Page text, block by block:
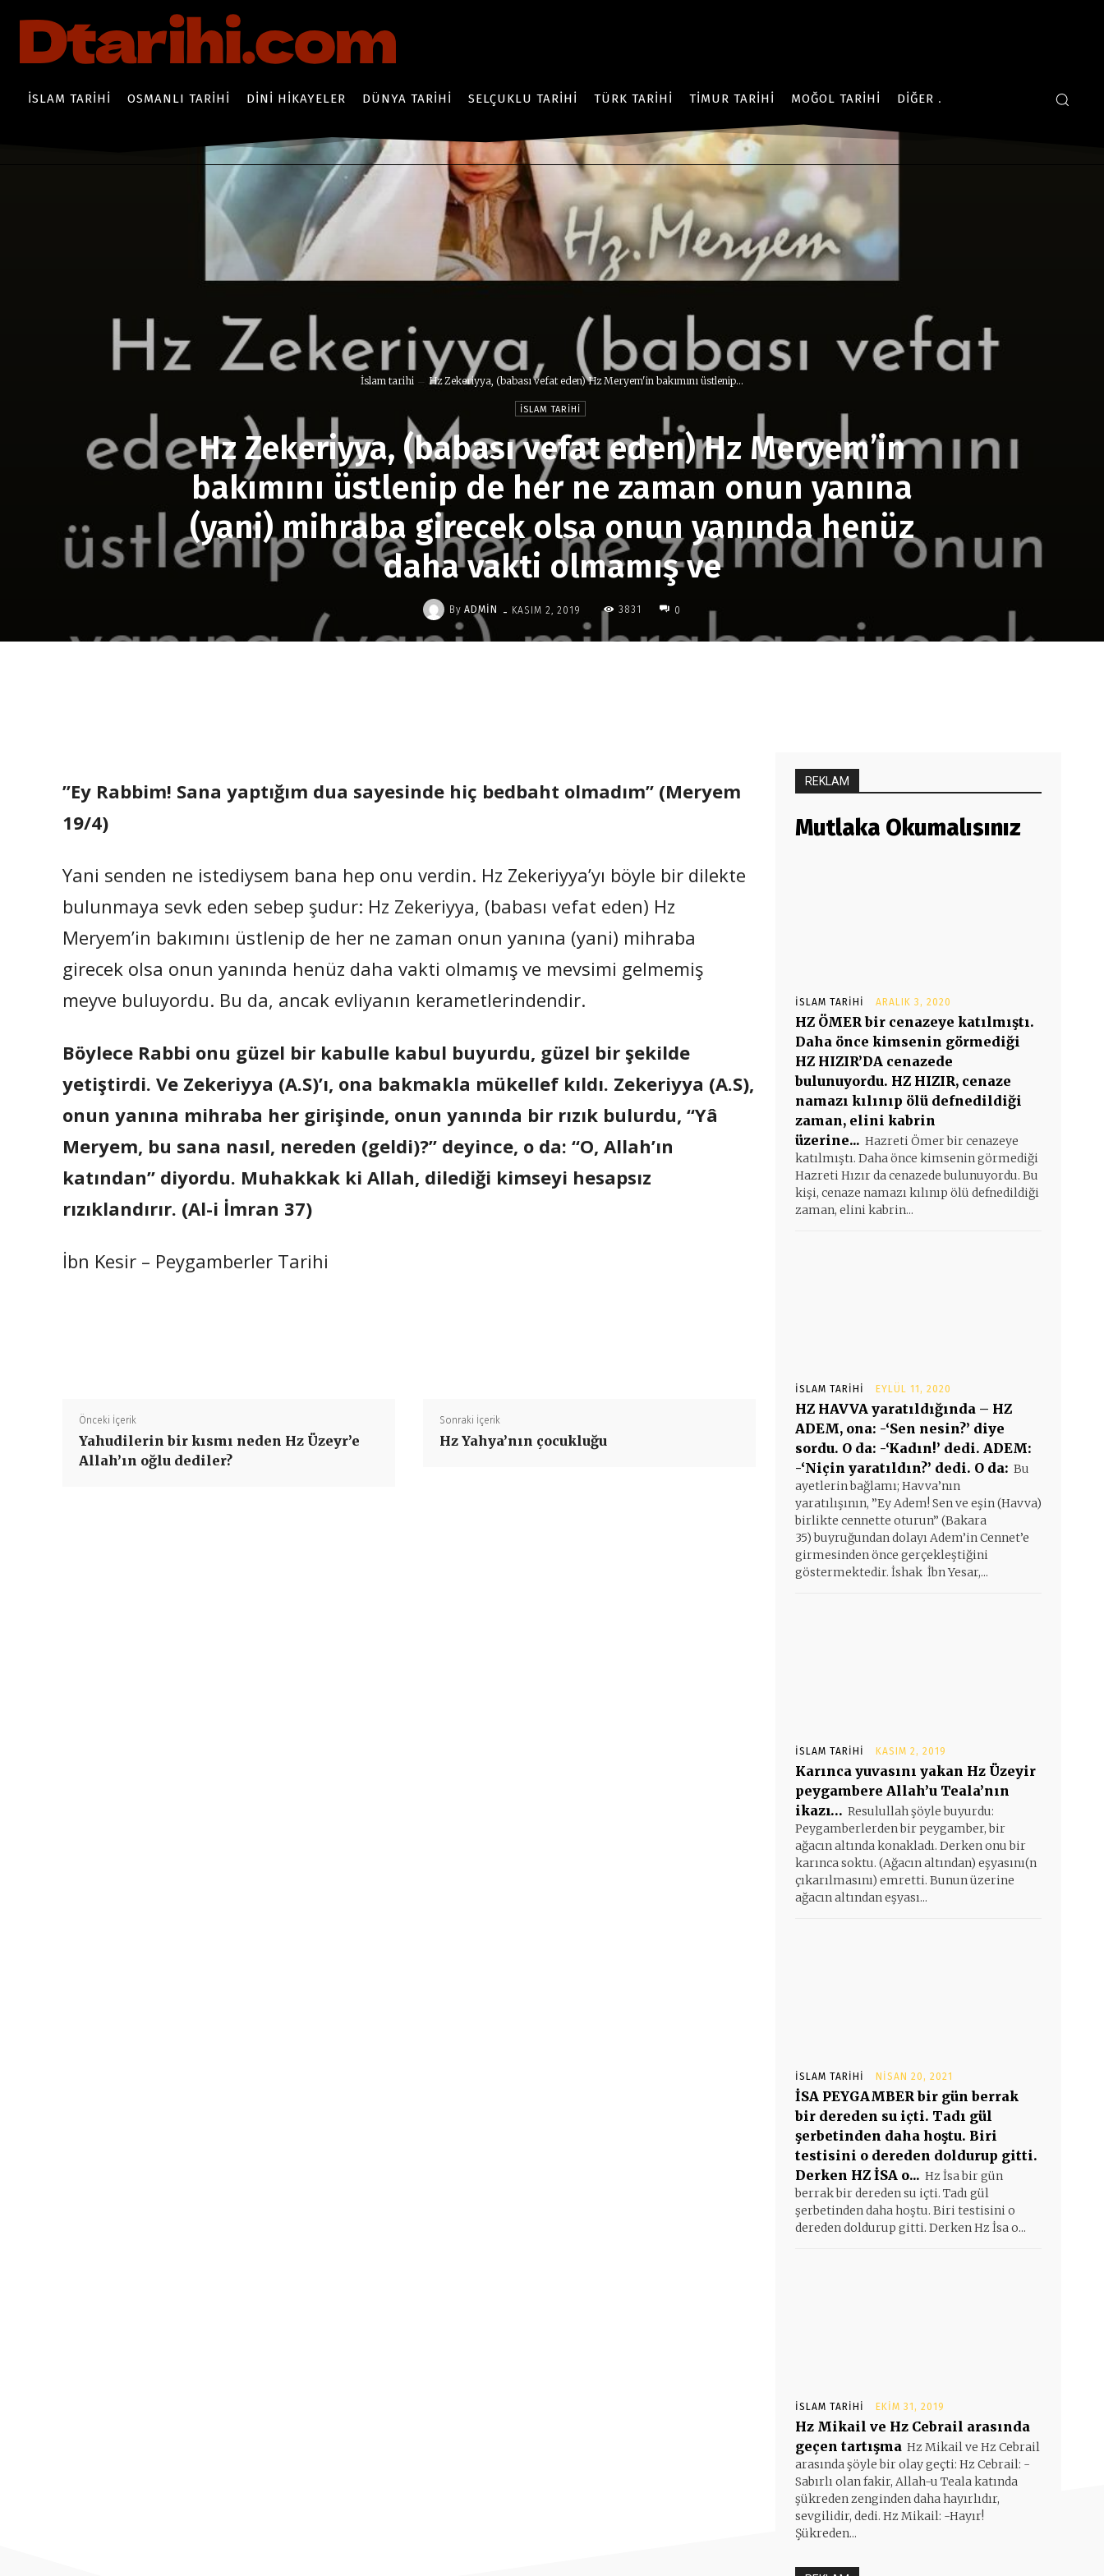
İSLAM TARIHI OSMANLI TARIHI DINI HIKAYELER DÜNYA TARIHI SELÇUKLU TARIHI TÜRK TARIHI TIMUR TARIHI MOĞOL TARIHI DIĞER
İslam tarihi Hz Zekeriyya, (babası vefat eden) Hz Meryem'in bakımını üstlenip...
İSLAM TARIHI
Hz Zekeriyya, (babası vefat eden) Hz Meryem’in
bakımını üstlenip de her ne zaman onun yanına
(yani) mihraba girecek olsa onun yanında henüz
daha vakti olmamış ve
By ADMIN - KASIM 2, 2019 3831 0
”Ey Rabbim! Sana yaptığım dua sayesinde hiç bedbaht olmadım” (Meryem
19/4)
Yani senden ne istediysem bana hep onu verdin. Hz Zekeriyya’yı böyle bir dilekte
bulunmaya sevk eden sebep şudur: Hz Zekeriyya, (babası vefat eden) Hz
Meryem’in bakımını üstlenip de her ne zaman onun yanına (yani) mihraba
girecek olsa onun yanında henüz daha vakti olmamış ve mevsimi gelmemiş
meyve buluyordu. Bu da, ancak evliyanın kerametlerindendir.
Böylece Rabbi onu güzel bir kabulle kabul buyurdu, güzel bir şekilde
yetiştirdi. Ve Zekeriyya (A.S)’ı, ona bakmakla mükellef kıldı. Zekeriyya (A.S),
onun yanına mihraba her girişinde, onun yanında bir rızık bulurdu, “Yâ
Meryem, bu sana nasıl, nereden (geldi)?” deyince, o da: “O, Allah’ın
katından” diyordu. Muhakkak ki Allah, dilediği kimseyi hesapsız
rızıklandırır. (Al-i İmran 37)
İbn Kesir – Peygamberler Tarihi
Önceki İçerik
Yahudilerin bir kısmı neden Hz Üzeyr’e
Allah’ın oğlu dediler?
Sonraki İçerik
Hz Yahya’nın çocukluğu
REKLAM
Mutlaka Okumalısınız
İSLAM TARIHI ARALIK 3, 2020
HZ ÖMER bir cenazeye katılmıştı.
Daha önce kimsenin görmediği
HZ HIZIR’DA cenazede
bulunuyordu. HZ HIZIR, cenaze
namazı kılınıp ölü defnedildiği
zaman, elini kabrin
üzerine... Hazreti Ömer bir cenazeye
katılmıştı. Daha önce kimsenin görmediği
Hazreti Hızır da cenazede bulunuyordu. Bu
kişi, cenaze namazı kılınıp ölü defnedildiği
zaman, elini kabrin...
İSLAM TARIHI EYLÜL 11, 2020
HZ HAVVA yaratıldığında – HZ
ADEM, ona: -‘Sen nesin?’ diye
sordu. O da: -‘Kadın!’ dedi. ADEM:
-‘Niçin yaratıldın?’ dedi. O da: Bu
ayetlerin bağlamı; Havva’nın
yaratılışının, ”Ey Adem! Sen ve eşin (Havva)
birlikte cennette oturun” (Bakara
35) buyruğundan dolayı Adem’in Cennet’e
girmesinden önce gerçekleştiğini
göstermektedir. İshak İbn Yesar,...
İSLAM TARIHI KASIM 2, 2019
Karınca yuvasını yakan Hz Üzeyir
peygambere Allah’u Teala’nın
ikazı… Resulullah şöyle buyurdu:
Peygamberlerden bir peygamber, bir
ağacın altında konakladı. Derken onu bir
karınca soktu. (Ağacın altından) eşyasını(n
çıkarılmasını) emretti. Bunun üzerine
ağacın altından eşyası...
İSLAM TARIHI NISAN 20, 2021
İSA PEYGAMBER bir gün berrak
bir dereden su içti. Tadı gül
şerbetinden daha hoştu. Biri
testisini o dereden doldurup gitti.
Derken HZ İSA o... Hz İsa bir gün
berrak bir dereden su içti. Tadı gül
şerbetinden daha hoştu. Biri testisini o
dereden doldurup gitti. Derken Hz İsa o...
İSLAM TARIHI EKIM 31, 2019
Hz Mikail ve Hz Cebrail arasında
geçen tartışma Hz Mikail ve Hz Cebrail
arasında şöyle bir olay geçti: Hz Cebrail: -
Sabırlı olan fakir, Allah-u Teala katında
şükreden zenginden daha hayırlıdır,
sevgilidir, dedi. Hz Mikail: -Hayır!
Şükreden...